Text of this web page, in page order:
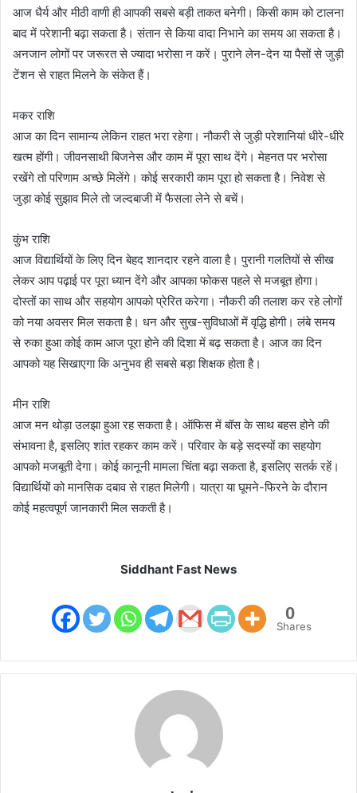
आज धैर्य और मीठी वाणी ही आपकी सबसे बड़ी ताकत बनेगी। किसी काम को टालना
बाद में परेशानी बढ़ा सकता है। संतान से किया वादा निभाने का समय आ सकता है।
अनजान लोगों पर जरूरत से ज्यादा भरोसा न करें। पुराने लेन-देन या पैसों से जुड़ी
टेंशन से राहत मिलने के संकेत हैं।
मकर राशि
आज का दिन सामान्य लेकिन राहत भरा रहेगा। नौकरी से जुड़ी परेशानियां धीरे-धीरे
खत्म होंगी। जीवनसाथी बिजनेस और काम में पूरा साथ देंगे। मेहनत पर भरोसा
रखेंगे तो परिणाम अच्छे मिलेंगे। कोई सरकारी काम पूरा हो सकता है। निवेश से
जुड़ा कोई सुझाव मिले तो जल्दबाजी में फैसला लेने से बचें।
कुंभ राशि
आज विद्यार्थियों के लिए दिन बेहद शानदार रहने वाला है। पुरानी गलतियों से सीख
लेकर आप पढ़ाई पर पूरा ध्यान देंगे और आपका फोकस पहले से मजबूत होगा।
दोस्तों का साथ और सहयोग आपको प्रेरित करेगा। नौकरी की तलाश कर रहे लोगों
को नया अवसर मिल सकता है। धन और सुख-सुविधाओं में वृद्धि होगी। लंबे समय
से रुका हुआ कोई काम आज पूरा होने की दिशा में बढ़ सकता है। आज का दिन
आपको यह सिखाएगा कि अनुभव ही सबसे बड़ा शिक्षक होता है।
मीन राशि
आज मन थोड़ा उलझा हुआ रह सकता है। ऑफिस में बॉस के साथ बहस होने की
संभावना है, इसलिए शांत रहकर काम करें। परिवार के बड़े सदस्यों का सहयोग
आपको मजबूती देगा। कोई कानूनी मामला चिंता बढ़ा सकता है, इसलिए सतर्क रहें।
विद्यार्थियों को मानसिक दबाव से राहत मिलेगी। यात्रा या घूमने-फिरने के दौरान
कोई महत्वपूर्ण जानकारी मिल सकती है।
Siddhant Fast News
0
Shares